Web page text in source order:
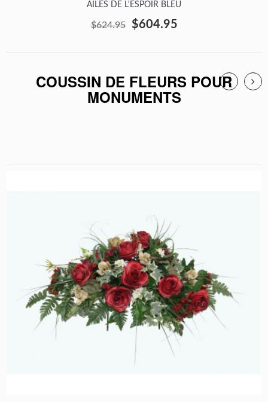
AILES DE L'ESPOIR BLEU
$624.95 $604.95
COUSSIN DE FLEURS POUR
MONUMENTS